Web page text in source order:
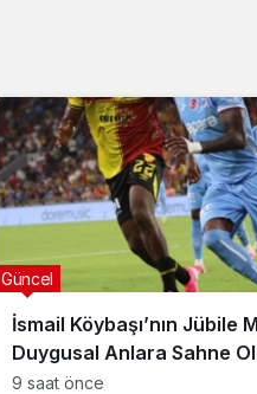
İsmail Köybaşı’nın Jübile
Duygusal Anlara Sahne
Göztepe Trabzonspor’u
9 saat önce
Güncel